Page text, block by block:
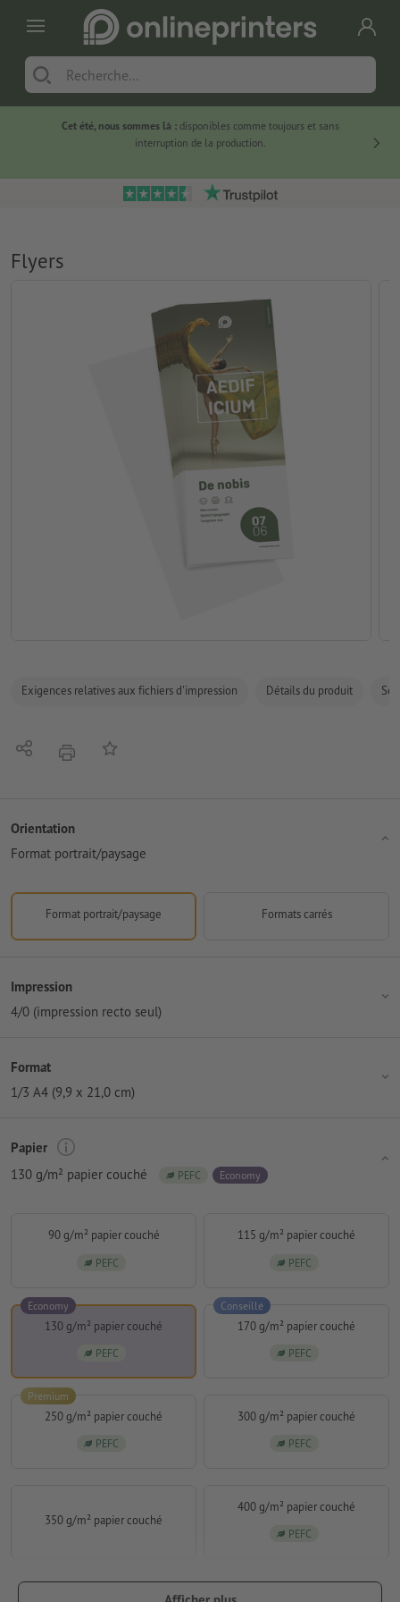
Cet été, nous sommes là :disponibles comme toujours et sans
interruption de la production.
Flyers
Exigences relatives aux fichiers d'impression Détails du produit
PartagerimprimerAjouter à liste d'article
Orientation
Format portrait/paysage
Format portrait/paysage Formats carrés
Impression
4/0 (impression recto seul)
Format
1/3 A4 (9,9 x 21,0 cm)
Papier
130 g/m² papier couché
PEFC Economy
90 g/m² papier couché
PEFC
115 g/m² papier couché
PEFC
130 g/m² papier couché
PEFC
Economy
170 g/m² papier couché
PEFC
Conseillé
250 g/m² papier couché
PEFC
Premium
300 g/m² papier couché
PEFC
350 g/m² papier couché
400 g/m² papier couché
PEFC